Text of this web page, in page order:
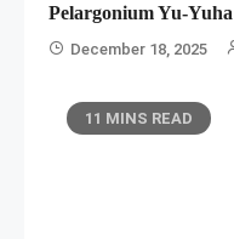
Pelargonium Yu-Yuha
December 18, 2025
11 MINS READ